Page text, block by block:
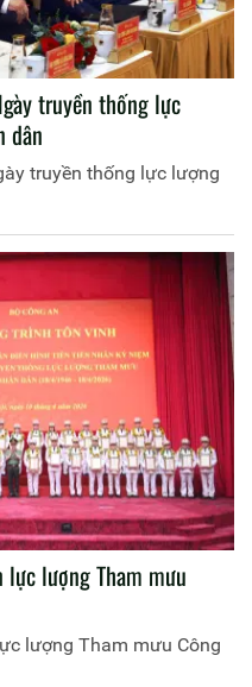
truyền thống lực
dân
truyền thống lực lượng
lượng Tham mưu
lượng Tham mưu Công